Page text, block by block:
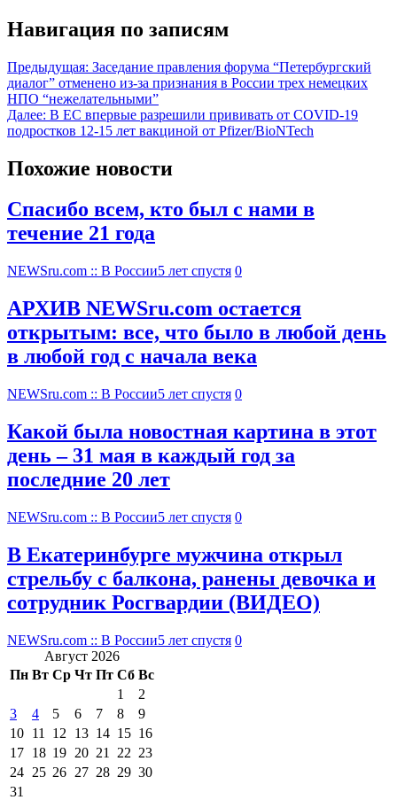
Навигация по записям
Предыдущая: Заседание правления форума “Петербургский
диалог” отменено из-за признания в России трех немецких
НПО “нежелательными”
Далее: В ЕС впервые разрешили прививать от COVID-19
подростков 12-15 лет вакциной от Pfizer/BioNTech
Похожие новости
Спасибо всем, кто был с нами в
течение 21 года
NEWSru.com :: В России5 лет спустя 0
АРХИВ NEWSru.com остается
открытым: все, что было в любой день
в любой год с начала века
NEWSru.com :: В России5 лет спустя 0
Какой была новостная картина в этот
день – 31 мая в каждый год за
последние 20 лет
NEWSru.com :: В России5 лет спустя 0
В Екатеринбурге мужчина открыл
стрельбу с балкона, ранены девочка и
сотрудник Росгвардии (ВИДЕО)
NEWSru.com :: В России5 лет спустя 0
Август 2026
Пн Вт Ср Чт Пт Сб Вс
1
2
3
4 5 6 7 8
9
10 11 12 13 14 15 16
17 18 19 20 21 22 23
24 25 26 27 28 29 30
31